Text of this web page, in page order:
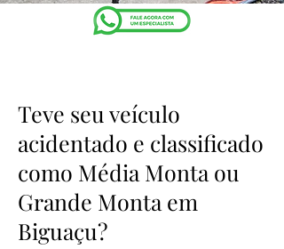
Teve seu veículo
acidentado e classificado
como Média Monta ou
Grande Monta em
Biguaçu?